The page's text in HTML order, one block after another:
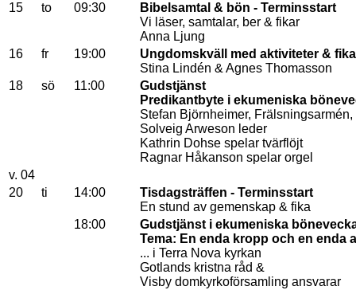
15
to 09:30
Bibelsamtal & bön - Terminsstart
Vi läser, samtalar, ber & fikar
Anna Ljung
16
fr 19:00
Ungdomskväll med aktiviteter &
Stina Lindén & Agnes Thomasson
18
sö 11:00
Gudstjänst
Predikantbyte i ekumeniska
Stefan Björnheimer,
Solveig Arweson leder
Kathrin Dohse spelar tvärflöjt
Ragnar Håkanson spelar orgel
v. 04
20
ti 14:00
Tisdagsträffen - Terminsstart
En stund av gemenskap & fika
18:00
Gudstjänst i ekumeniska
Tema: En enda kropp och en enda
... i Terra Nova kyrkan
Gotlands kristna råd &
Visby domkyrkoförsamling ansvarar